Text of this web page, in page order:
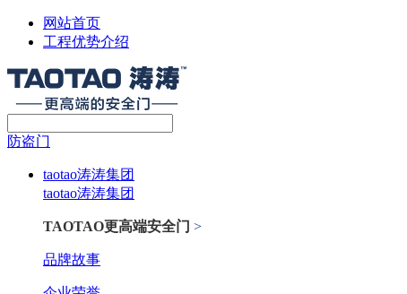
网站首页
工程优势介绍
防盗门
taotao涛涛集团
taotao涛涛集团
TAOTAO更高端安全门 >
品牌故事